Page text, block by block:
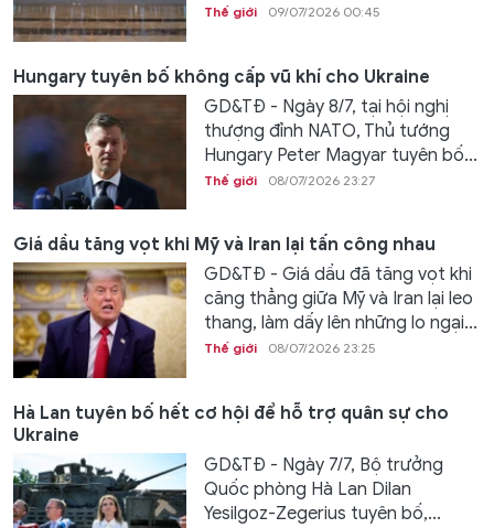
Thế giới 09/07/2026 00:45
Hungary tuyên bố không cấp vũ khí cho Ukraine
GD&TĐ - Ngày 8/7, tại hội nghị
thượng đỉnh NATO, Thủ tướng
Hungary Peter Magyar tuyên bố...
Thế giới 08/07/2026 23:27
Giá dầu tăng vọt khi Mỹ và Iran lại tấn công nhau
GD&TĐ - Giá dầu đã tăng vọt khi
căng thẳng giữa Mỹ và Iran lại leo
thang, làm dấy lên những lo ngại...
Thế giới 08/07/2026 23:25
Hà Lan tuyên bố hết cơ hội để hỗ trợ quân sự cho
Ukraine
GD&TĐ - Ngày 7/7, Bộ trưởng
Quốc phòng Hà Lan Dilan
Yesilgoz-Zegerius tuyên bố,...